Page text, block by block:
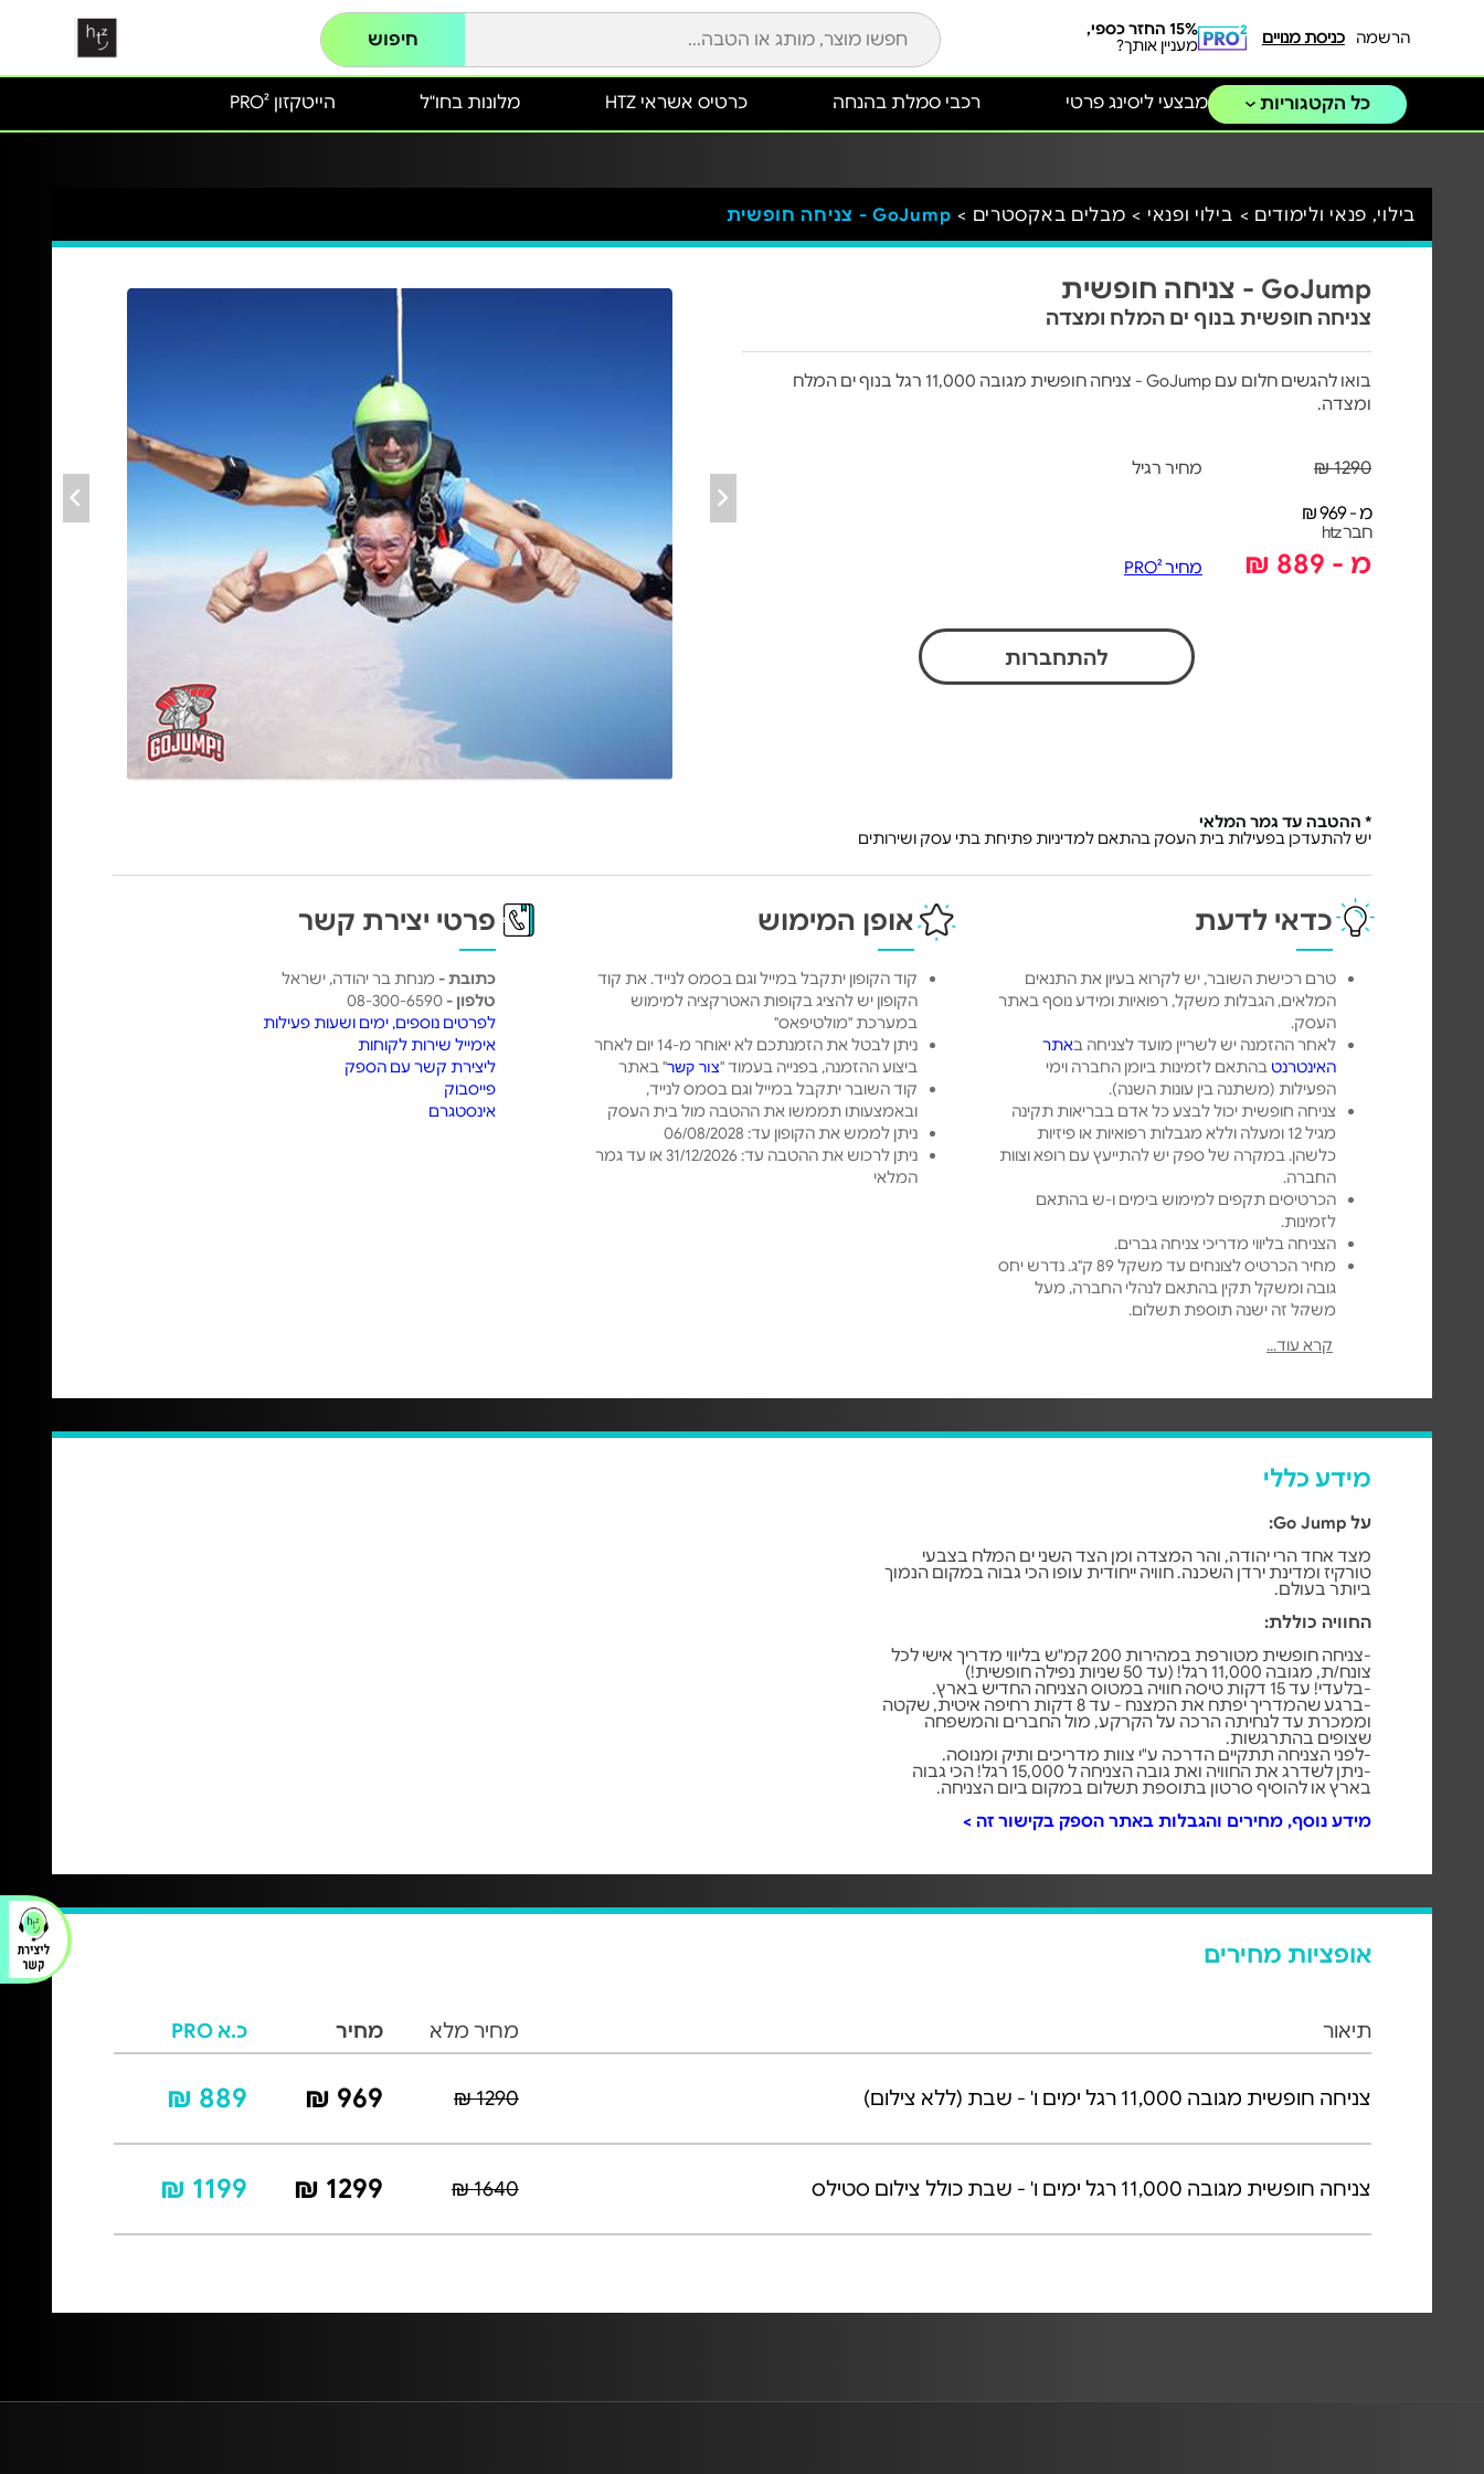
הרשמה כניסת מנויים
15% החזר כספי,
מעניין אותך?
חיפוש
כל הקטגוריות הייטקזון PRO² מלונות בחו"ל כרטיס אשראי HTZ מבצעי ליסינג פרטי רכבי סמלת בהנחה
בילוי, פנאי ולימודים > בילוי ופנאי > מבלים באקסטרים > GoJump - צניחה חופשית
GoJump - צניחה חופשית
צניחה חופשית בנוף ים המלח ומצדה
בואו להגשים חלום עם GoJump - צניחה חופשית מגובה 11,000 רגל בנוף ים המלח
ומצדה.
1290 ₪ מחיר רגיל
מ - 969 ₪
חבר htz
מ - 889 ₪ מחיר PRO²
להתחברות
* ההטבה עד גמר המלאי
יש להתעדכן בפעילות בית העסק בהתאם למדיניות פתיחת בתי עסק ושירותים
כדאי לדעת
טרם רכישת השובר, יש לקרוא בעיון את התנאים
המלאים, הגבלות משקל, רפואיות ומידע נוסף באתר
העסק.
לאחר ההזמנה יש לשריין מועד לצניחה באתר
האינטרנט בהתאם לזמינות ביומן החברה וימי
הפעילות (משתנה בין עונות השנה).
צניחה חופשית יכול לבצע כל אדם בבריאות תקינה
מגיל 12 ומעלה וללא מגבלות רפואיות או פיזיות
כלשהן. במקרה של ספק יש להתייעץ עם רופא וצוות
החברה.
הכרטיסים תקפים למימוש בימים ו-ש בהתאם
לזמינות.
הצניחה בליווי מדריכי צניחה גברים.
מחיר הכרטיס לצונחים עד משקל 89 ק"ג. נדרש יחס
גובה ומשקל תקין בהתאם לנהלי החברה, מעל
משקל זה ישנה תוספת תשלום.
התעופה, ומזג אויר סביר.
קרא עוד...
אופן המימוש
קוד הקופון יתקבל במייל וגם בסמס לנייד. את קוד
הקופון יש להציג בקופות האטרקציה למימוש
במערכת "מולטיפאס"
ניתן לבטל את הזמנתכם לא יאוחר מ-14 יום לאחר
ביצוע ההזמנה, בפנייה בעמוד "צור קשר" באתר
קוד השובר יתקבל במייל וגם בסמס לנייד,
ובאמצעותו תממשו את ההטבה מול בית העסק
ניתן לממש את הקופון עד: 06/08/2028
ניתן לרכוש את ההטבה עד: 31/12/2026 או עד גמר
המלאי
פרטי יצירת קשר
כתובת - מנחת בר יהודה, ישראל
טלפון -08-300-6590
לפרטים נוספים, ימים ושעות פעילות
אימייל שירות לקוחות
ליצירת קשר עם הספק
פייסבוק
אינסטגרם
מידע כללי
על Go Jump:
מצד אחד הרי יהודה, והר המצדה ומן הצד השני ים המלח בצבעי
טורקיז ומדינת ירדן השכנה. חוויה ייחודית עופו הכי גבוה במקום הנמוך
ביותר בעולם.
החוויה כוללת:
-צניחה חופשית מטורפת במהירות 200 קמ"ש בליווי מדריך אישי לכל
צונח/ת, מגובה 11,000 רגל! (עד 50 שניות נפילה חופשית!)
-בלעדי! עד 15 דקות טיסה חוויה במטוס הצניחה החדיש בארץ.
-ברגע שהמדריך יפתח את המצנח - עד 8 דקות רחיפה איטית, שקטה
וממכרת עד לנחיתה הרכה על הקרקע, מול החברים והמשפחה
שצופים בהתרגשות.
-לפני הצניחה תתקיים הדרכה ע"י צוות מדריכים ותיק ומנוסה.
-ניתן לשדרג את החוויה ואת גובה הצניחה ל 15,000 רגל! הכי גבוה
בארץ או להוסיף סרטון בתוספת תשלום במקום ביום הצניחה.
מידע נוסף, מחירים והגבלות באתר הספק בקישור זה >
אופציות מחירים
תיאור מחיר מלא מחיר כ.א PRO
צניחה חופשית מגובה 11,000 רגל ימים ו' - שבת (ללא צילום) 1290 ₪
969 ₪
889 ₪
צניחה חופשית מגובה 11,000 רגל ימים ו' - שבת כולל צילום סטילס 1640 ₪
1299 ₪
1199 ₪